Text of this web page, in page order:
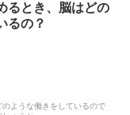
るとき、脳はどの
るの？
ような働きをしているので